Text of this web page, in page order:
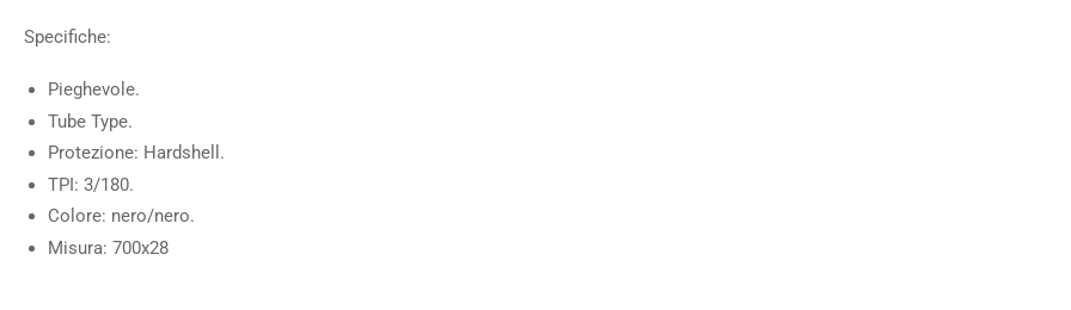
Specifiche:
Pieghevole.
Tube Type.
Protezione: Hardshell.
TPI: 3/180.
Colore: nero/nero.
Misura: 700x28